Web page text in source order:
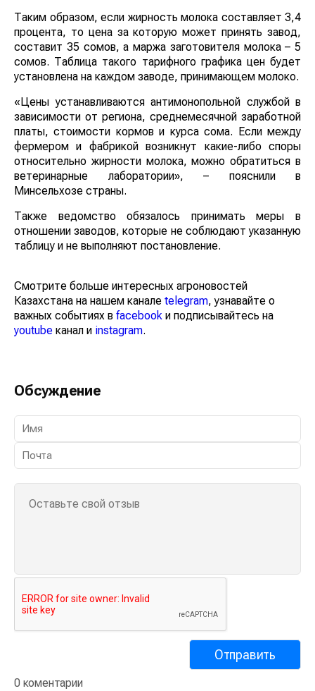
Таким образом, если жирность молока составляет 3,4
процента, то цена за которую может принять завод,
составит 35 сомов, а маржа заготовителя молока – 5
сомов. Таблица такого тарифного графика цен будет
установлена на каждом заводе, принимающем молоко.
«Цены устанавливаются антимонопольной службой в
зависимости от региона, среднемесячной заработной
платы, стоимости кормов и курса сома. Если между
фермером и фабрикой возникнут какие-либо споры
относительно жирности молока, можно обратиться в
ветеринарные лаборатории», – пояснили в
Минсельхозе страны.
Также ведомство обязалось принимать меры в
отношении заводов, которые не соблюдают указанную
таблицу и не выполняют постановление.
Смотрите больше интересных агроновостей
Казахстана на нашем канале telegram, узнавайте о
важных событиях в facebook и подписывайтесь на
youtube канал и instagram.
Обсуждение
0 коментарии